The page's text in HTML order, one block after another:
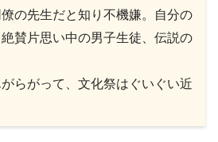
の先生だと知り不機嫌。自分の
賛片思い中の男子生徒、伝説の
らがって、文化祭はぐいぐい近